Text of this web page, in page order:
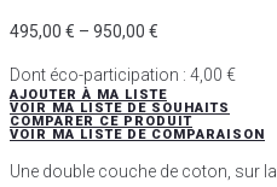
495,00 € – 950,00 €
Dont éco-participation : 4,00 €
AJOUTER À MA LISTE
VOIR MA LISTE DE SOUHAITS
COMPARER CE PRODUIT
VOIR MA LISTE DE COMPARAISON
Une double couche de coton, sur